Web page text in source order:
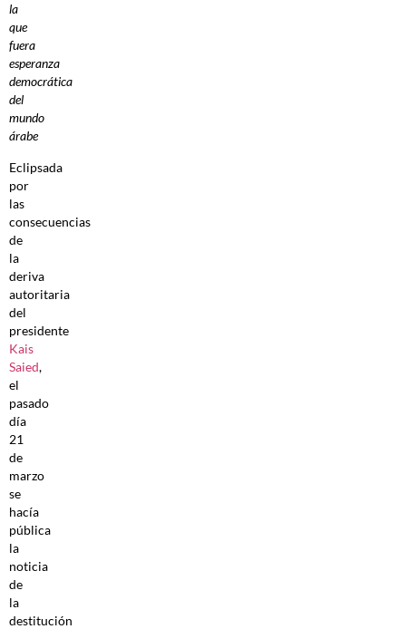
la
que
fuera
esperanza
democrática
del
mundo
árabe
Eclipsada
por
las
consecuencias
de
la
deriva
autoritaria
del
presidente
Kais
Saied,
el
pasado
día
21
de
marzo
se
hacía
pública
la
noticia
de
la
destitución